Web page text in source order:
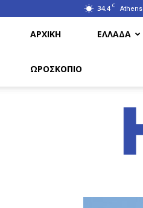
34.4 C Athens
ΑΡΧΙΚΗ ΕΛΛΑΔΑ
ΩΡΟΣΚΟΠΙΟ